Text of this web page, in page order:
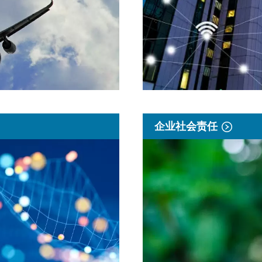
企业社会责任